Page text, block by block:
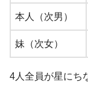
本人（次男）
妹（次女）
4人全員が星にち